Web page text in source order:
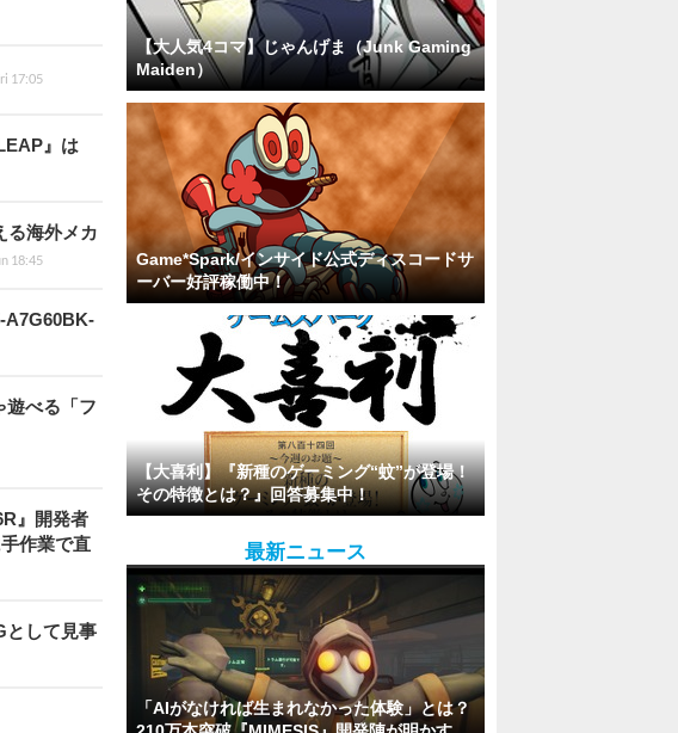
17:05
』は
る海外メカ
18:45
A7G60BK-
遊べる「フ
』開発者
作業で直
として見事
【大人気4コマ】じゃんげま（Junk Gaming
Maiden）
Game*Spark/インサイド公式ディスコードサ
ーバー好評稼働中！
【大喜利】『新種のゲーミング“蚊”が登場！
その特徴とは？』回答募集中！
最新ニュース
「AIがなければ生まれなかった体験」とは？